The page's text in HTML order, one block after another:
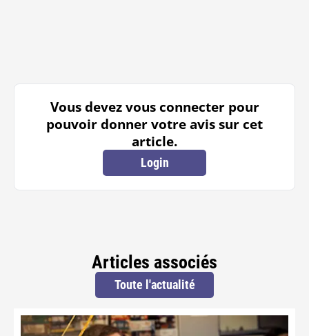
Vous devez vous connecter pour
pouvoir donner votre avis sur cet
article.
Login
Articles associés
Toute l'actualité